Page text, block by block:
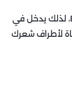
الأفوكادو غني بالدهون الصحية وفيتامين E، لذلك يدخل في
لأطراف شعرك